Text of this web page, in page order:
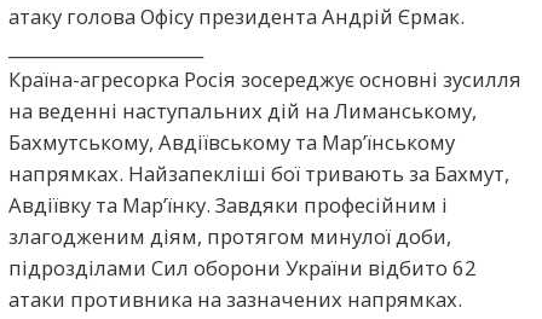
атаку голова Офісу президента Андрій Єрмак.
Країна-агресорка Росія зосереджує основні зусилля
на веденні наступальних дій на Лиманському,
Бахмутському, Авдіївському та Мар’їнському
напрямках. Найзапекліші бої тривають за Бахмут,
Авдіївку та Мар’їнку. Завдяки професійним і
злагодженим діям, протягом минулої доби,
підрозділами Сил оборони України відбито 62
атаки противника на зазначених напрямках.